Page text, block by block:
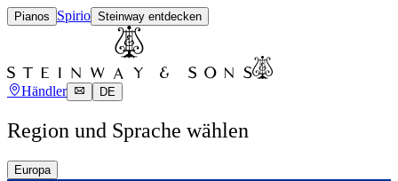
Pianos Spirio Steinway entdecken
Händler DE
Region und Sprache wählen
Europa